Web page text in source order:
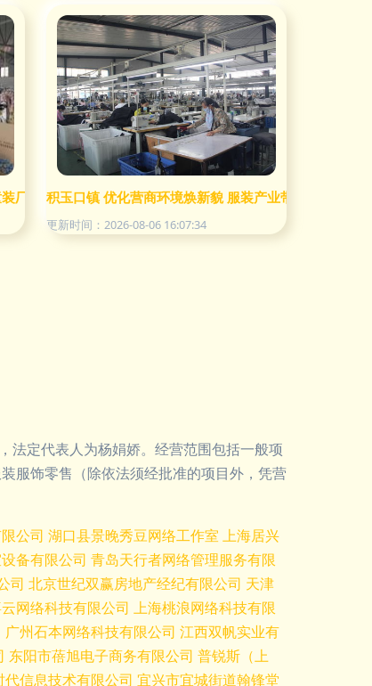
厂的涅槃重生记
积玉口镇 优化营商环境焕新貌 服装产业带动就业致富
更新时间：2026-08-06 16:07:34
法定代表人为杨娟娇。经营范围包括一般项
服饰零售（除依法须经批准的项目外，凭营
公司 湖口县景晚秀豆网络工作室 上海居兴
备有限公司 青岛天行者网络管理服务有限
司 北京世纪双赢房地产经纪有限公司 天津
网络科技有限公司 上海桃浪网络科技有限
广州石本网络科技有限公司 江西双帆实业有
东阳市蓓旭电子商务有限公司 普锐斯（上
代信息技术有限公司 宜兴市宜城街道翰锋堂